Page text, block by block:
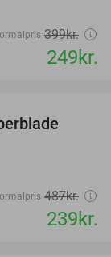
399kr.
249kr.
487kr.
239kr.